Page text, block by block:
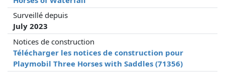
Surveillé depuis
July 2023
Notices de construction
Télécharger les notices de construction pour
Playmobil Three Horses with Saddles (71356)